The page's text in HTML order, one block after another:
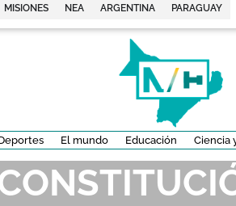
MISIONES NEA ARGENTINA PARAGUAY
El mundo Educación Ciencia